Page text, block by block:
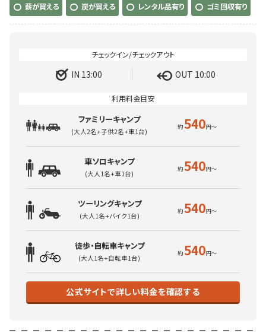
薪が買える 炭が買える レンタル品有り ゴミ回収有り
IN 13:00 OUT 10:00
ファミリーキャンプ
(大人2名+子供2名+車1台) 540
車ソロキャンプ
(大人1名+車1台) 540
ツーリングキャンプ
(大人1名+バイク1台) 540
徒歩・自転車キャンプ
(大人1名+自転車1台) 540
公式サイトで詳しい料金を確認する